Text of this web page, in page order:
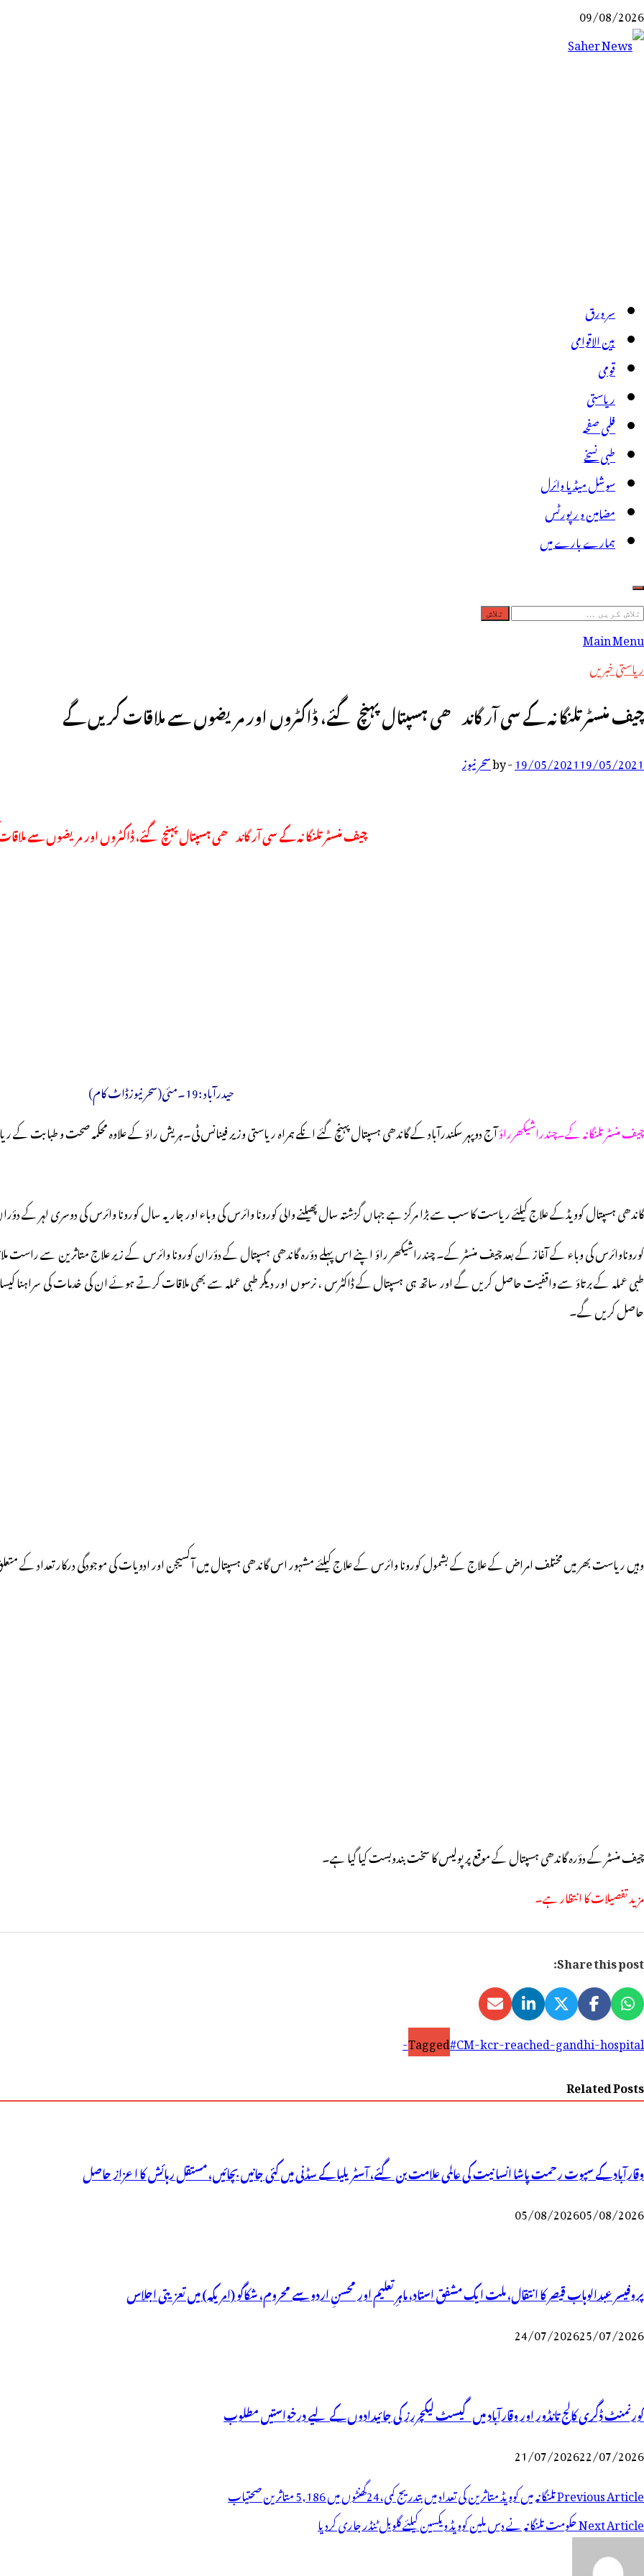
Skip
to
09/08/2026
سر ورق
بین الاقوامی
قومی
ریاستی
فلمی صفحہ
طبی نسخے
سوشل میڈیا وائرل
مضامین و رپورٹس
ہمارے بارے میں
تلاش
کریں
برائے:
Main Menu
ریاستی خبریں
چیف منسٹر تلنگانہ کے سی آر گاندھی ہسپتال پہنچ گئے، ڈاکٹروں اور مریضوں سے ملاقات کریں گے
19/05/202119/05/2021
-
byسحر نیوز
چیف منسٹر تلنگانہ کے سی آر گاندھی ہسپتال پہنچ گئے، ڈاکٹروں اور مریضوں سے
حیدرآباد :19۔مئی(سحر نیوزڈاٹ کام)
چیف منسٹر تلنگانہ کے۔چندراشیکھرراؤآج دوپہر سکندرآباد کے گاندھی ہسپتال پہنچ گئے انکے ہمراہ ریاستی وزیر فینانس ٹی۔ہریش راؤ کے علاوہ محکمہ صحت و طبابت کے
گاندھی ہسپتال کوویڈکے علاج کیلئے ریاست کا سب سے بڑا مرکز ہے جہاں گزشتہ سال پھیلنے والی کورونا وائرس کی وباء اور جاریہ سال کورونا وائرس کی دوسری لہر کے
کوروناوائرس کی وباء کے آغاز کے بعد چیف منسٹر کے۔ چندراشیکھر راؤ اپنے اس پہلے دؤرہ گاندھی ہسپتال کے دؤران کورونا وائرس کے زیر علاج متاثرین سے
طبی عملہ کے برتاؤ سے واقفیت حاصل کریں گے اور ساتھ ہی ہسپتال کے ڈاکٹرس ، نرسوں اور دیگر طبی عملہ سے بھی ملاقات کرتے ہوئے ان کی خدمات کی سراہنا
حاصل کریں گے۔
وہیں ریاست بھر میں مختلف امراض کے علاج کے بشمول کورونا وائرس کے علاج کیلئے مشہور اس گاندھی ہسپتال میں آکسیجن اور ادویات کی موجودگی درکار تعداد
چیف منسٹر کے دؤرہ گاندھی ہسپتال کے موقع پر پولیس کا سخت بندوبست کیا گیا ہے۔
مزید تفصیلات کا انتظار ہے۔
Share this post:
Tagged#CM-kcr-reached-gandhi-hospital-
Related Posts
وقارآباد کے سپوت رحمت پاشا انسانیت کی عالمی علامت بن گئے، آسٹریلیا کے سڈنی میں کئی جانیں بچائیں، مستقل رہائش کا اعزاز حاصل
05/08/202605/08/2026
پروفیسر عبدالوہاب قیصر کا انتقال، ملت ایک مشفق استاد، ماہرِتعلیم اور محسنِ اردو سے محروم، شکاگو (امریکہ) میں تعزیتی اجلاس
24/07/202625/07/2026
گورنمنٹ ڈگری کالج تانڈور اور وقارآباد میں گیسٹ لیکچررز کی جائیدادوں کے لیے درخواستیں مطلوب
21/07/202622/07/2026
پوسٹوں
کی
نیویگیشن
Previous Articleتلنگانہ میں کوویڈ متاثرین کی تعداد میں بتدریج کمی،24گھنٹوں میں 5,186 متاثرین صحتیاب
Next Articleحکومت تلنگانہ نے دس ملین کوویڈ ویکسین کیلئے گلوبل ٹنڈر جاری کردیا